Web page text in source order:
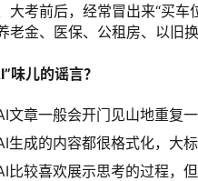
大考前后，经常冒出来“买车
老金、医保、公租房、以旧
味儿的谣言？
文章一般会开门见山地重复
生成的内容都很格式化，大
比较喜欢展示思考的过程，